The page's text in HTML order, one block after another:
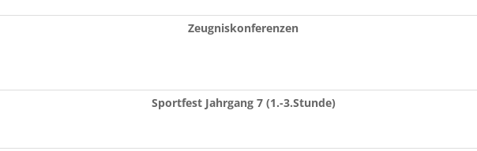
Zeugniskonferenzen
Sportfest Jahrgang 7 (1.-3.Stunde)